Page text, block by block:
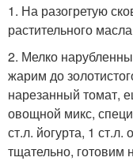
1. На разогретую
растительного
2. Мелко
жарим до
нарезанный томат,
овощной микс,
ст.л. йогурта, 1
тщательно, готовим